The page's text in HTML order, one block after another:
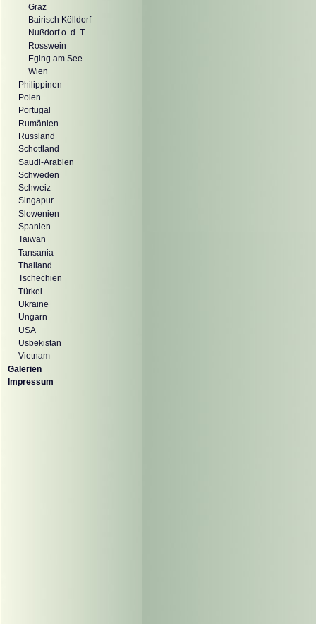
Graz
Bairisch Kölldorf
Nußdorf o. d. T.
Rosswein
Eging am See
Wien
Philippinen
Polen
Portugal
Rumänien
Russland
Schottland
Saudi-Arabien
Schweden
Schweiz
Singapur
Slowenien
Spanien
Taiwan
Tansania
Thailand
Tschechien
Türkei
Ukraine
Ungarn
USA
Usbekistan
Vietnam
Galerien
Impressum